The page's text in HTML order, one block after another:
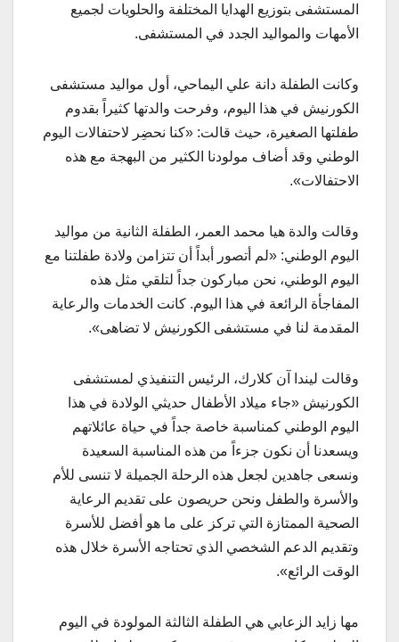
المستشفى بتوزيع الهدايا المختلفة والحلويات لجميع
الأمهات والمواليد الجدد في المستشفى.
وكانت الطفلة دانة علي اليماحي، أول مواليد مستشفى
الكورنيش في هذا اليوم، وفرحت والدتها كثيراً بقدوم
طفلتها الصغيرة، حيث قالت: «كنا نحضِر لاحتفالات اليوم
الوطني وقد أضاف مولودنا الكثير من البهجة مع هذه
الاحتفالات».
وقالت والدة هيا محمد العمر، الطفلة الثانية من مواليد
اليوم الوطني: «لم أتصور أبداً أن تتزامن ولادة طفلتنا مع
اليوم الوطني، نحن مباركون جداً لتلقي مثل هذه
المفاجأة الرائعة في هذا اليوم. كانت الخدمات والرعاية
المقدمة لنا في مستشفى الكورنيش لا تضاهى».
وقالت ليندا آن كلارك، الرئيس التنفيذي لمستشفى
الكورنيش «جاء ميلاد الأطفال حديثي الولادة في هذا
اليوم الوطني كمناسبة خاصة جداً في حياة عائلاتهم
ويسعدنا أن نكون جزءاً من هذه المناسبة السعيدة
ونسعى جاهدين لجعل هذه الرحلة الجميلة لا تنسى للأم
والأسرة والطفل ونحن حريصون على تقديم الرعاية
الصحية الممتازة التي تركز على ما هو أفضل للأسرة
وتقديم الدعم الشخصي الذي تحتاجه الأسرة خلال هذه
الوقت الرائع».
مها زايد الزعابي هي الطفلة الثالثة المولودة في اليوم